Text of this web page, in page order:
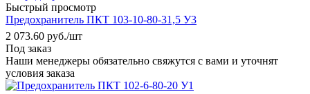
Быстрый просмотр
Предохранитель ПКТ 103-10-80-31,5 У3
2 073.60 руб./шт
Под заказ
Наши менеджеры обязательно свяжутся с вами и уточнят
условия заказа